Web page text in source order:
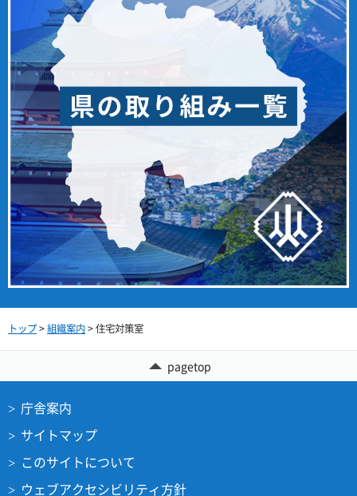
トップ>組織案内> 住宅対策室
pagetop
庁舎案内
サイトマップ
このサイトについて
ウェブアクセシビリティ方針